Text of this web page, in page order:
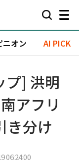
ニオン AI PICK
プ] 洪明
アフリ
き分け
06:24:00